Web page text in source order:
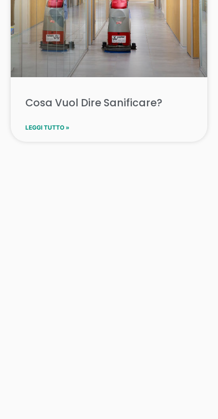
Cosa Vuol Dire Sanificare?
LEGGI TUTTO »